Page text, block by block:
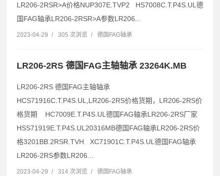
LR206-2RSR>A价格NUP307E.TVP2 HS7008C.T.P4S.UL德
国FAG轴承LR206-2RSR>A参数LR206...
2023-04-29 / 305 次浏览 / 德国FAG轴承
LR206-2RS 德国FAG主轴轴承 23264K.MB
LR206-2RS 德国FAG主轴轴承
HCS71916C.T.P4S.UL,LR206-2RS价格货期，LR206-2RS价
格货期 HC7009E.T.P4S.UL德国FAG轴承LR206-2RS厂家
HSS71919E.T.P4S.UL20316MB德国FAG轴承LR206-2RS价
格3201BB.2RSR.TVH XC71901C.T.P4S.UL德国FAG轴承
LR206-2RS参数LR206...
2023-04-29 / 314 次浏览 / 德国FAG轴承